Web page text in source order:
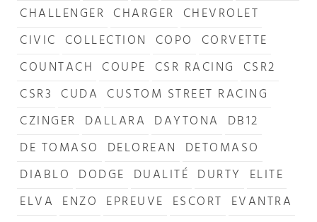
CHALLENGER CHARGER CHEVROLET
CIVIC COLLECTION COPO CORVETTE
COUNTACH COUPE CSR RACING CSR2
CSR3 CUDA CUSTOM STREET RACING
CZINGER DALLARA DAYTONA DB12
DE TOMASO DELOREAN DETOMASO
DIABLO DODGE DUALITÉ DURTY ELITE
ELVA ENZO EPREUVE ESCORT EVANTRA